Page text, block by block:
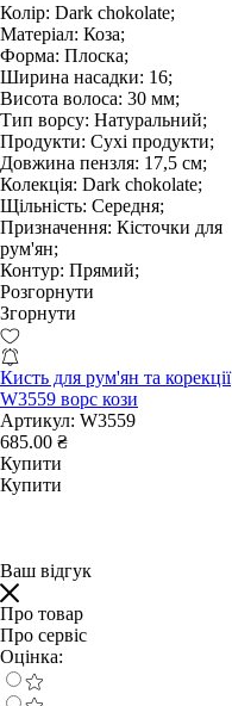
Колір: Dark chokolate;
Матеріал: Коза;
Форма: Плоска;
Ширина насадки: 16;
Висота волоса: 30 мм;
Тип ворсу: Натуральний;
Продукти: Сухі продукти;
Довжина пензля: 17,5 см;
Колекція: Dark chokolate;
Щільність: Середня;
Призначення: Кісточки для
рум'ян;
Контур: Прямий;
Розгорнути
Згорнути
Кисть для рум'ян та корекції
W3559 ворс кози
Артикул: W3559
685.00 ₴
Купити
Купити
Ваш відгук
Про товар
Про сервіс
Оцінка: